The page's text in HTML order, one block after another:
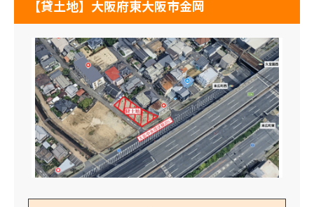
【貸土地】大阪府東大阪市金岡